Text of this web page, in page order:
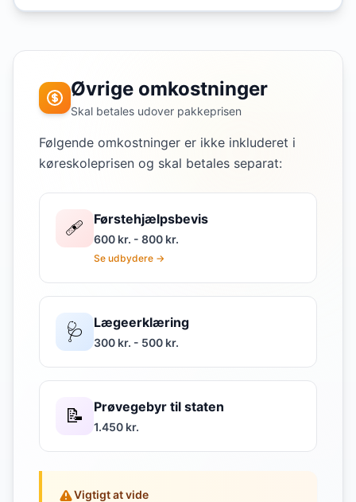
Øvrige omkostninger
Skal betales udover pakkeprisen
Følgende omkostninger er ikke inkluderet i
køreskoleprisen og skal betales separat:
🩹 Førstehjælpsbevis
600 kr. - 800 kr.
Se udbydere →
🩺 Lægeerklæring
300 kr. - 500 kr.
📝 Prøvegebyr til staten
1.450 kr.
Vigtigt at vide